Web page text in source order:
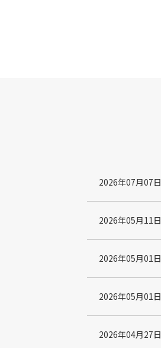
2026年07月07日
2026年05月11日
2026年05月01日
2026年05月01日
2026年04月27日